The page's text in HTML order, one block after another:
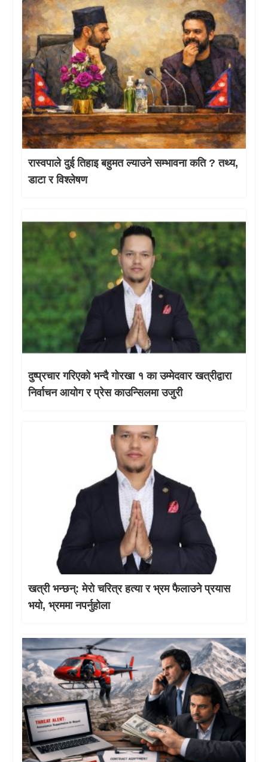
रास्वपाले दुई तिहाइ बहुमत ल्याउने सम्भावना कति ? तथ्य,
डाटा र विश्लेषण
दुष्प्रचार गरिएको भन्दै गोरखा १ का उम्मेदवार खत्रीद्वारा
निर्वाचन आयोग र प्रेस काउन्सिलमा उजुरी
खत्री भन्छन्: मेरो चरित्र हत्या र भ्रम फैलाउने प्रयास
भयो, भ्रममा नपर्नुहोला